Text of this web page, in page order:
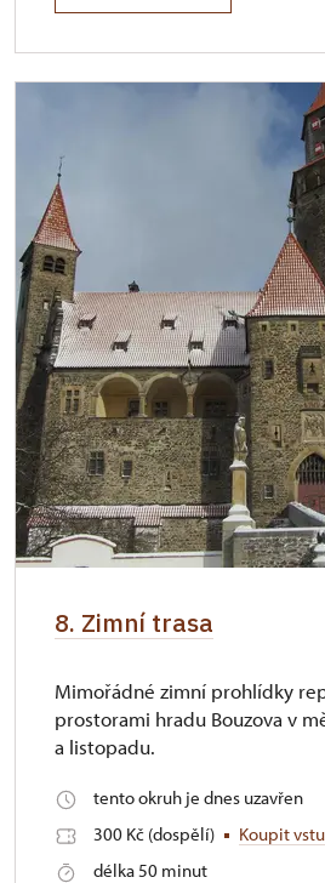
8. Zimní trasa
Mimořádné zimní prohlídky
prostorami hradu Bouzova v
a listopadu.
tento okruh je dnes uzavřen
300 Kč (dospělí)
Koupit
délka 50 minut